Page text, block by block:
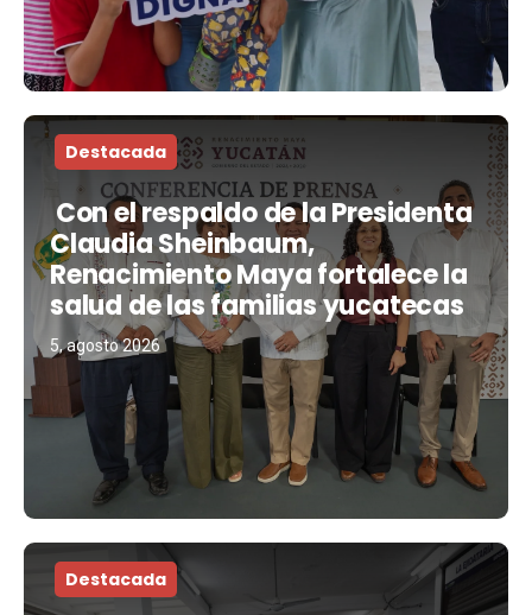
Destacada
Con el respaldo de la Presidenta
Claudia Sheinbaum,
Renacimiento Maya fortalece la
salud de las familias yucatecas
5, agosto 2026
Destacada